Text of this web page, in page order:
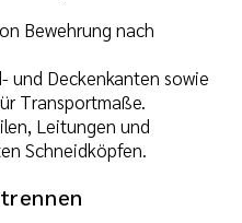
Bewehrung nach
und Deckenkanten sowie
Transportmaße.
Leitungen und
Schneidköpfen.